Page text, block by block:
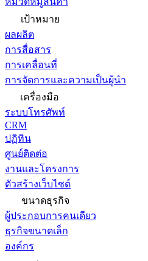
เป้าหมาย
ผลผลิต
การสื่อสาร
การเคลื่อนที่
การจัดการและความเป็นผู้นำ
เครื่องมือ
ระบบโทรศัพท์
CRM
ปฏิทิน
ศูนย์ติดต่อ
งานและโครงการ
ตัวสร้างเว็บไซต์
ขนาดธุรกิจ
ผู้ประกอบการคนเดียว
ธุรกิจขนาดเล็ก
องค์กร